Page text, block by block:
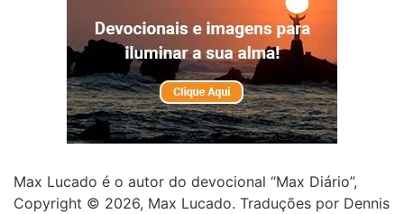
Max Lucado é o autor do devocional “Max Diário”,
Copyright © 2026, Max Lucado. Traduções por Dennis